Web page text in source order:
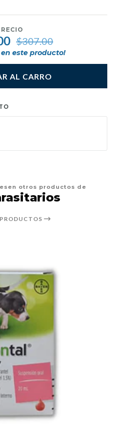
$307.00
en este producto!
AL CARRO
otros productos de